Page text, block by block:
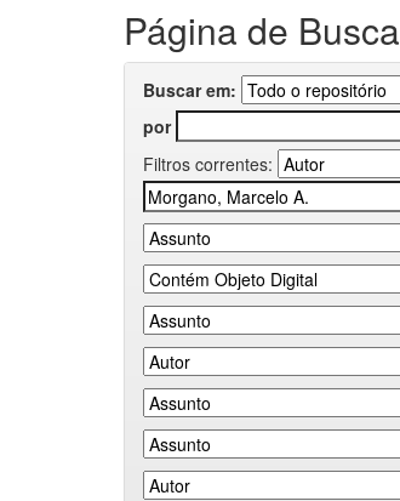
Página de Busca
Buscar em:
por
Filtros correntes: